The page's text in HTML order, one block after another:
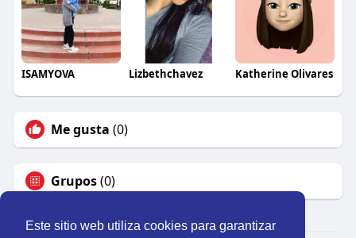
Este sitio web utiliza cookies para garantizar
ISAMYOVA Lizbethchavez Katherine Olivares
Me gusta (0)
Grupos(0)